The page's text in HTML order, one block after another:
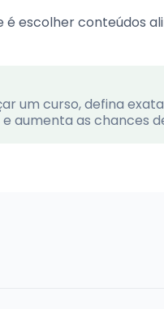
escolher conteúdos
um curso, defina
aumenta as chances